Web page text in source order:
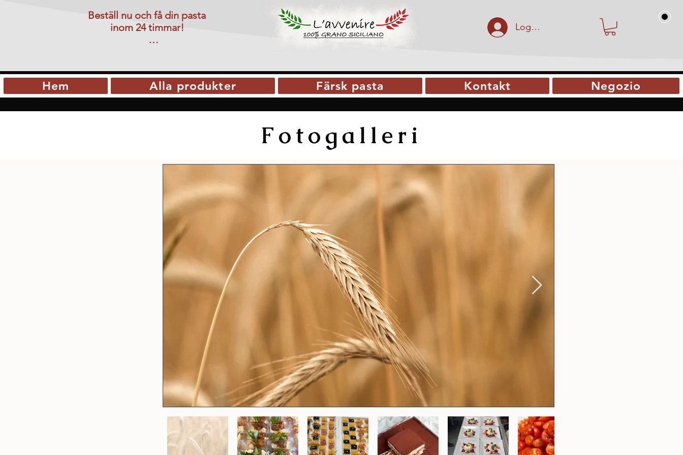
Beställ nu och få din pasta
inom 24 timmar!
leveransen nästkommande
vardag.
Logga in
Hem Alla produkter Färsk pasta Kontakt Negozio
Fotogalleri